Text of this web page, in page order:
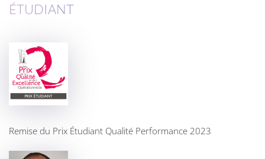
ÉTUDIANT
Remise du Prix Étudiant Qualité Performance 2023